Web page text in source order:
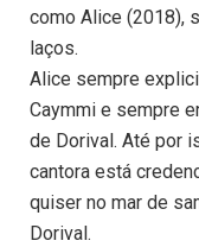
como Alice (2018),
laços.
Alice sempre
Caymmi e sempre
de Dorival. Até por
cantora está
quiser no mar de
Dorival.